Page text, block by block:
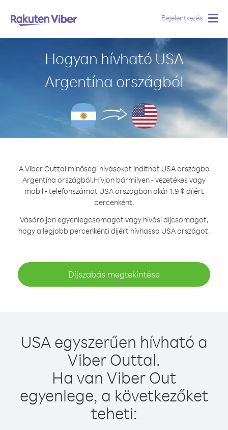
Bejelentkezés
Hogyan hívható USA
Argentína országból
A Viber Outtal minőségi hívásokat indíthat USA országba
Argentína országból.Hívjon bármilyen - vezetékes vagy
mobil - telefonszámot USA országban akár 1.9 ¢ díjért
percenként.
Vásároljon egyenlegcsomagot vagy hívási díjcsomagot,
hogy a legjobb percenkénti díjért hívhassa USA országot.
Díjszabás megtekintése
USA egyszerűen hívható a
Viber Outtal.
Ha van Viber Out
egyenlege, a következőket
teheti: